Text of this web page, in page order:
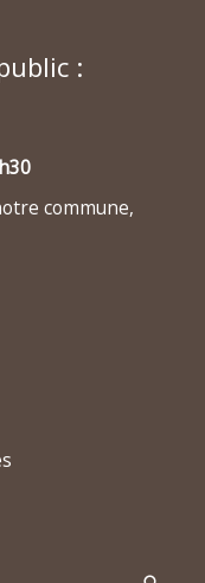
:
commune,